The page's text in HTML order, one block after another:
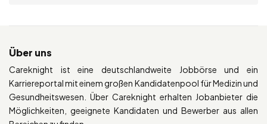
Über uns
Careknight ist eine deutschlandweite Jobbörse und ein
Karriereportal mit einem großen Kandidatenpool für Medizin und
Gesundheitswesen. Über Careknight erhalten Jobanbieter die
Möglichkeiten, geeignete Kandidaten und Bewerber aus allen